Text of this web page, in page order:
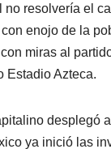
resolvería el
enojo de la
miras al
Estadio Azteca.
desplegó
ya inició las